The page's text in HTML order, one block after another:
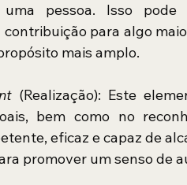
uma pessoa. Isso
para algo
mais amplo.
(Realização): Este
bem como no
eficaz e capaz de
promover um senso de